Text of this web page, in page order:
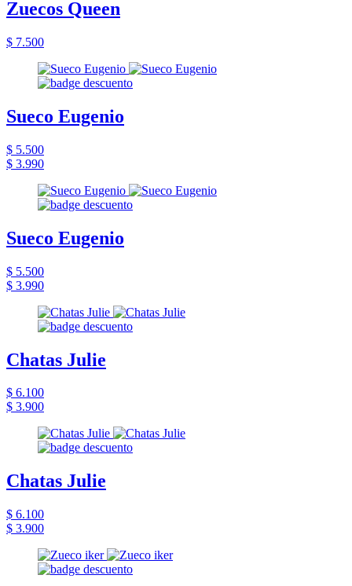
Zuecos Queen
$ 7.500
Sueco Eugenio
$ 5.500
$ 3.990
Sueco Eugenio
$ 5.500
$ 3.990
Chatas Julie
$ 6.100
$ 3.900
Chatas Julie
$ 6.100
$ 3.900